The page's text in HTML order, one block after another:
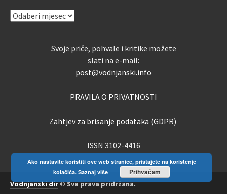
ARHIVA
Svoje priče, pohvale i kritike možete
slati na e-mail:
post@vodnjanski.info
PRAVILA O PRIVATNOSTI
Zahtjev za brisanje podataka (GDPR)
ISSN 3102-4416
Vodnjanski đir© Sva prava pridržana.
Ako nastavite koristiti ove web stranice, pristajete na korištenje
kolačića. Saznaj više Prihvaćam